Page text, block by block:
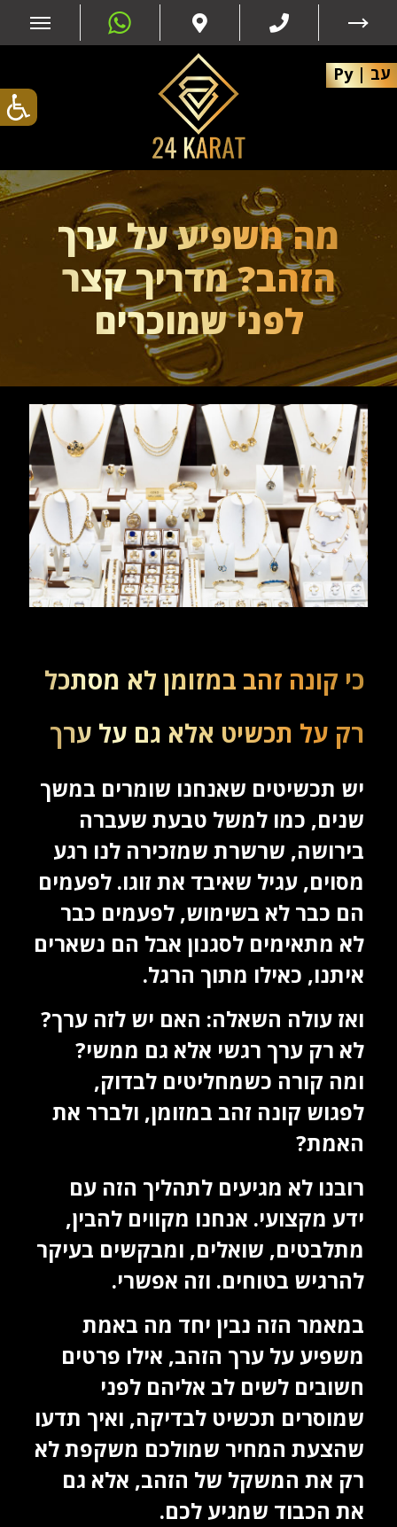
עב|
Ру
מה משפיע על ערך
הזהב? מדריך קצר
לפני שמוכרים
כי קונה זהב במזומן לא מסתכל
רק על תכשיט אלא גם על ערך
יש תכשיטים שאנחנו שומרים במשך
שנים, כמו למשל טבעת שעברה
בירושה, שרשרת שמזכירה לנו רגע
מסוים, עגיל שאיבד את זוגו. לפעמים
הם כבר לא בשימוש, לפעמים כבר
לא מתאימים לסגנון אבל הם נשארים
איתנו, כאילו מתוך הרגל.
ואז עולה השאלה: האם יש לזה ערך?
לא רק ערך רגשי אלא גם ממשי?
ומה קורה כשמחליטים לבדוק,
לפגוש קונה זהב במזומן, ולברר את
האמת?
רובנו לא מגיעים לתהליך הזה עם
ידע מקצועי. אנחנו מקווים להבין,
מתלבטים, שואלים, ומבקשים בעיקר
להרגיש בטוחים. וזה אפשרי.
במאמר הזה נבין יחד מה באמת
משפיע על ערך הזהב, אילו פרטים
חשובים לשים לב אליהם לפני
שמוסרים תכשיט לבדיקה, ואיך תדעו
שהצעת המחיר שמולכם משקפת לא
רק את המשקל של הזהב, אלא גם
את הכבוד שמגיע לכם.